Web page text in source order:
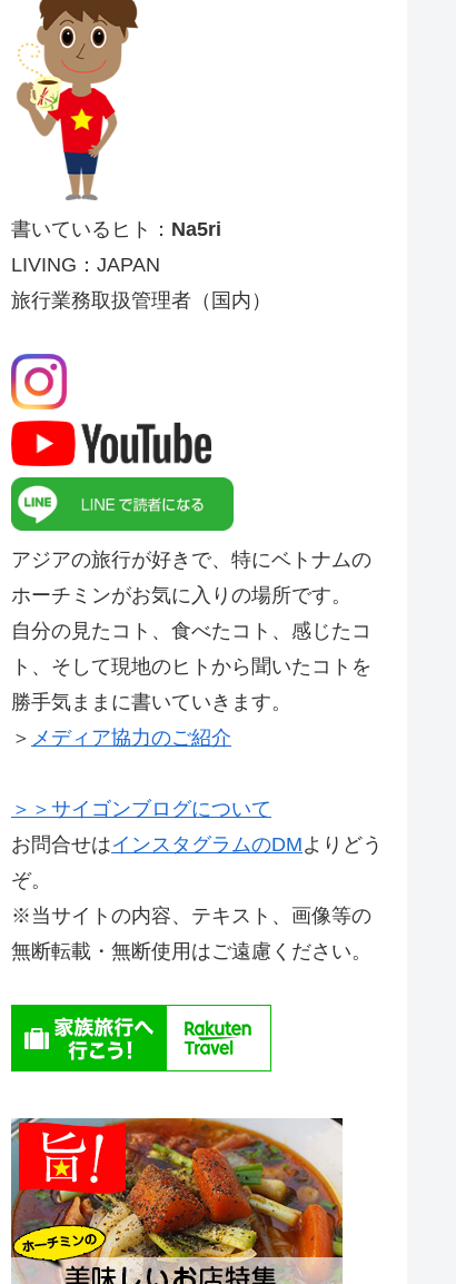
書いているヒト： Na5ri
LIVING：JAPAN
旅行業務取扱管理者（国内）
アジアの旅行が好きで、特にベトナムの
ホーチミンがお気に入りの場所です。
自分の見たコト、食べたコト、感じたコ
ト、そして現地のヒトから聞いたコトを
勝手気ままに書いていきます。
＞ メディア協力のご紹介
＞＞サイゴンブログについて
お問合せはインスタグラムのDMよりどう
ぞ。
※当サイトの内容、テキスト、画像等の
無断転載・無断使用はご遠慮ください。